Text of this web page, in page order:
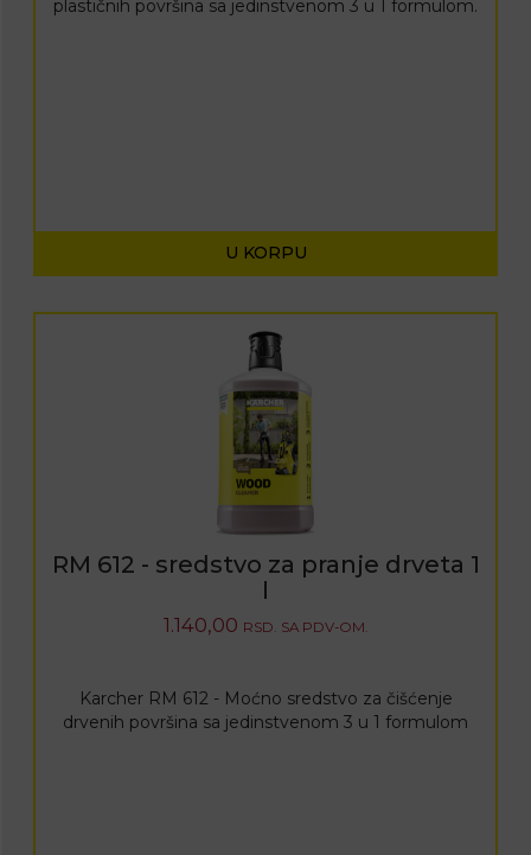
plastičnih površina sa jedinstvenom 3 u 1 formulom.
U KORPU
RM 612 - sredstvo za pranje drveta 1
1.140,00 RSD. SA PDV-OM.
Karcher RM 612 - Moćno sredstvo za čišćenje
drvenih površina sa jedinstvenom 3 u 1 formulom